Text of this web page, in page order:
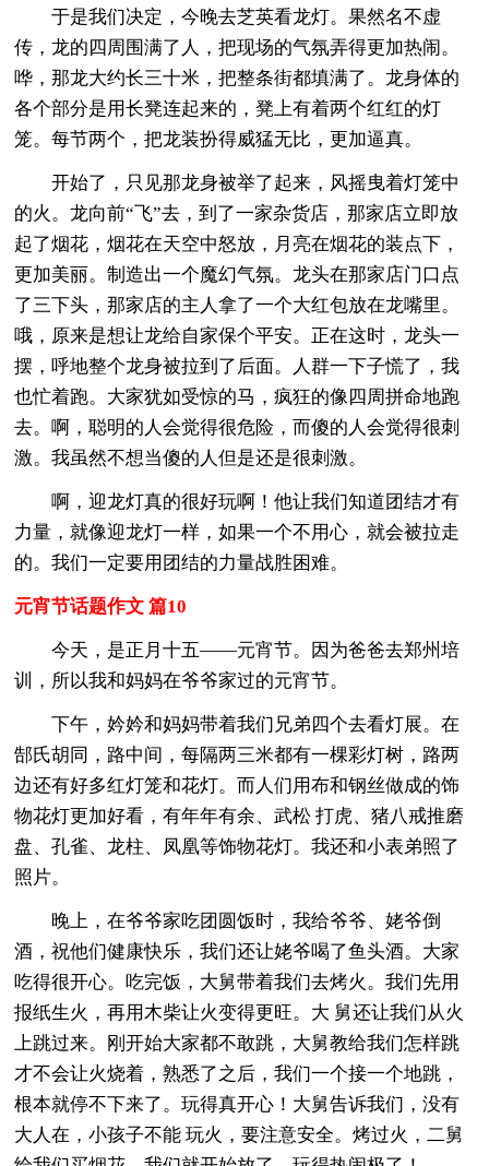
于是我们决定，今晚去芝英看龙灯。果然名不虚
传，龙的四周围满了人，把现场的气氛弄得更加热闹。
哗，那龙大约长三十米，把整条街都填满了。龙身体的
各个部分是用长凳连起来的，凳上有着两个红红的灯
笼。每节两个，把龙装扮得威猛无比，更加逼真。
开始了，只见那龙身被举了起来，风摇曳着灯笼中
的火。龙向前“飞”去，到了一家杂货店，那家店立即放
起了烟花，烟花在天空中怒放，月亮在烟花的装点下，
更加美丽。制造出一个魔幻气氛。龙头在那家店门口点
了三下头，那家店的主人拿了一个大红包放在龙嘴里。
哦，原来是想让龙给自家保个平安。正在这时，龙头一
摆，呼地整个龙身被拉到了后面。人群一下子慌了，我
也忙着跑。大家犹如受惊的马，疯狂的像四周拼命地跑
去。啊，聪明的人会觉得很危险，而傻的人会觉得很刺
激。我虽然不想当傻的人但是还是很刺激。
啊，迎龙灯真的很好玩啊！他让我们知道团结才有
力量，就像迎龙灯一样，如果一个不用心，就会被拉走
的。我们一定要用团结的力量战胜困难。
元宵节话题作文 篇10
今天，是正月十五——元宵节。因为爸爸去郑州培
训，所以我和妈妈在爷爷家过的元宵节。
下午，妗妗和妈妈带着我们兄弟四个去看灯展。在
郜氏胡同，路中间，每隔两三米都有一棵彩灯树，路两
边还有好多红灯笼和花灯。而人们用布和钢丝做成的饰
物花灯更加好看，有年年有余、武松 打虎、猪八戒推磨
盘、孔雀、龙柱、凤凰等饰物花灯。我还和小表弟照了
照片。
晚上，在爷爷家吃团圆饭时，我给爷爷、姥爷倒
酒，祝他们健康快乐，我们还让姥爷喝了鱼头酒。大家
吃得很开心。吃完饭，大舅带着我们去烤火。我们先用
报纸生火，再用木柴让火变得更旺。大 舅还让我们从火
上跳过来。刚开始大家都不敢跳，大舅教给我们怎样跳
才不会让火烧着，熟悉了之后，我们一个接一个地跳，
根本就停不下来了。玩得真开心！大舅告诉我们，没有
大人在，小孩子不能 玩火，要注意安全。烤过火，二舅